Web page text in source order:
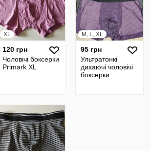
XL
120 грн
Чоловічі боксерки
Primark XL
M, L, XL
95 грн
Ультратонкі
дихаючі чоловічі
боксерки.